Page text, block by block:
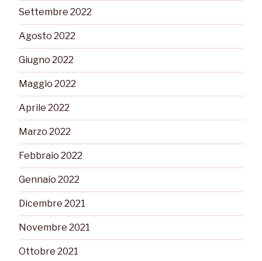
Settembre 2022
Agosto 2022
Giugno 2022
Maggio 2022
Aprile 2022
Marzo 2022
Febbraio 2022
Gennaio 2022
Dicembre 2021
Novembre 2021
Ottobre 2021